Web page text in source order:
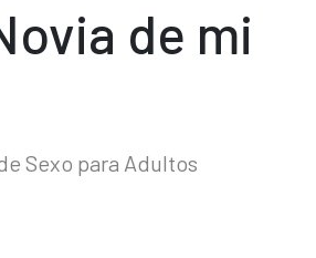
de mi
Sexo para Adultos